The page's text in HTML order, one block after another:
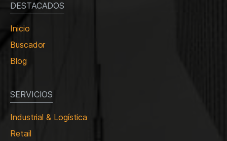
DESTACADOS
Inicio
Buscador
Blog
SERVICIOS
Industrial & Logística
Retail